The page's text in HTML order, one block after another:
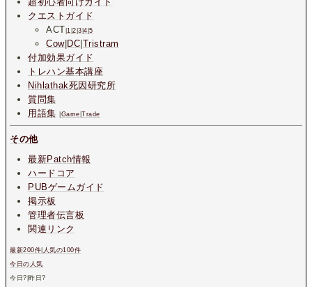
クエストガイド
ACT |1 |2 |3 |4 |5
Cow| DC Tristram
付加効果ガイド
トレハン基本講座
Nihlathak死因研究所
質問集
用語集
Game |Trade
その他
最新Patch情報
ハードコア
PUBゲームガイド
掲示板
管理者伝言板
関連リンク
最新200件 人気の100件
今日の人気
今日? |昨日?